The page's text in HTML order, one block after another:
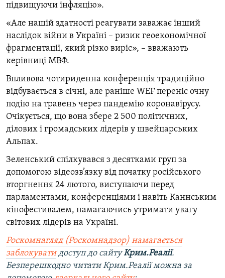
підвищуючи інфляцію».
«Але нашій здатності реагувати заважає інший
наслідок війни в Україні – ризик геоекономічної
фрагментації, який різко виріс», – вважають
керівниці МВФ.
Впливова чотириденна конференція традиційно
відбувається в січні, але раніше WEF переніс очну
подію на травень через пандемію коронавірусу.
Очікується, що вона збере 2 500 політичних,
ділових і громадських лідерів у швейцарських
Альпах.
Зеленський спілкувався з десятками груп за
допомогою відеозв’язку від початку російського
вторгнення 24 лютого, виступаючи перед
парламентами, конференціями і навіть Каннським
кінофестивалем, намагаючись утримати увагу
світових лідерів на Україні.
Роскомнагляд (Роскомнадзор) намагається
заблокуватидоступ до сайтуКрим.Реалії.
Безперешкодно читати Крим.Реалії можна за